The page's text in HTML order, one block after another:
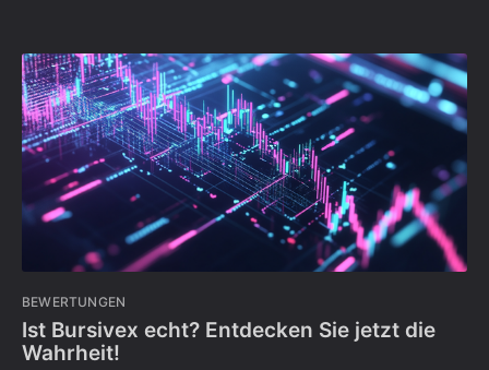
BEWERTUNGEN
Ist Bursivex echt? Entdecken Sie jetzt die
Wahrheit!